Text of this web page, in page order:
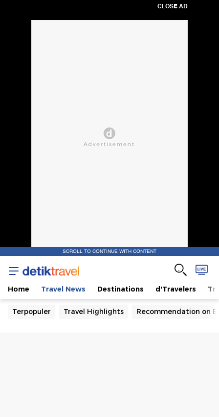
CLOSE AD
SCROLL TO CONTINUE WITH CONTENT
Home Travel News Destinations d'Travelers
Terpopuler Travel Highlights Recommendation on